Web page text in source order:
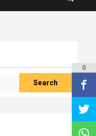
Search
0